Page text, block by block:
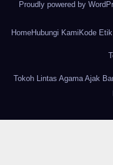
Proudly powered by
HomeHubungi Kami Kode
Tokoh Lintas Agama Ajak